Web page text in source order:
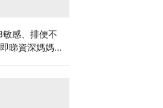
敏感、排便不
睇資深媽媽分